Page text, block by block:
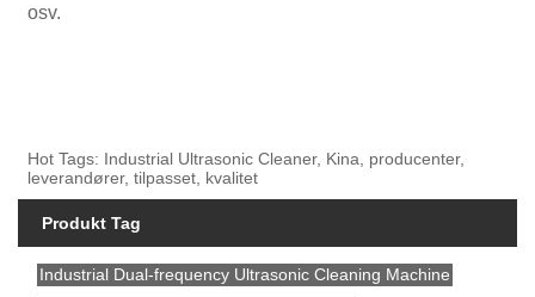
osv.
Hot Tags: Industrial Ultrasonic Cleaner, Kina, producenter,
leverandører, tilpasset, kvalitet
Produkt Tag
Industrial Dual-frequency Ultrasonic Cleaning Machine